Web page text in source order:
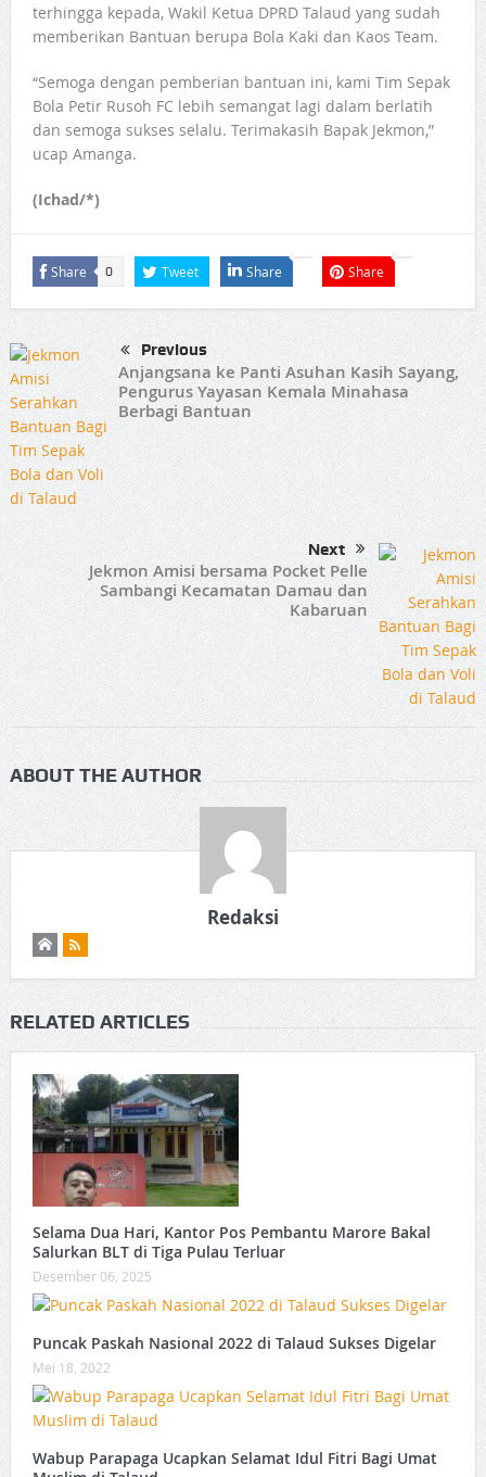
terhingga kepada, Wakil Ketua DPRD Talaud yang sudah
memberikan Bantuan berupa Bola Kaki dan Kaos Team.
“Semoga dengan pemberian bantuan ini, kami Tim Sepak
Bola Petir Rusoh FC lebih semangat lagi dalam berlatih
dan semoga sukses selalu. Terimakasih Bapak Jekmon,”
ucap Amanga.
(Ichad/*)
Share 0 Tweet Share Share
Previous
Anjangsana ke Panti Asuhan Kasih Sayang,
Pengurus Yayasan Kemala Minahasa
Berbagi Bantuan
Next
Jekmon Amisi bersama Pocket Pelle
Sambangi Kecamatan Damau dan
Kabaruan
ABOUT THE AUTHOR
Redaksi
RELATED ARTICLES
Selama Dua Hari, Kantor Pos Pembantu Marore Bakal
Salurkan BLT di Tiga Pulau Terluar ‎
Desember 06, 2025
Puncak Paskah Nasional 2022 di Talaud Sukses Digelar
Mei 18, 2022
Wabup Parapaga Ucapkan Selamat Idul Fitri Bagi Umat